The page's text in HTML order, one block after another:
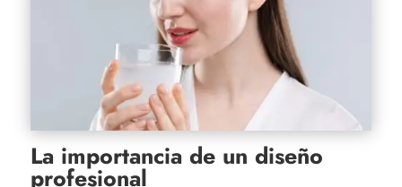
La importancia de un diseño
profesional